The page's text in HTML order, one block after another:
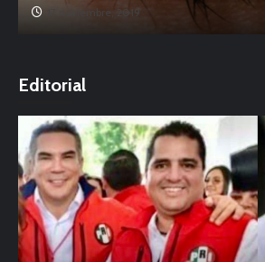
17 noviembre, 2019
Editorial